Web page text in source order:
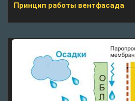
Принцип работы вентфасада